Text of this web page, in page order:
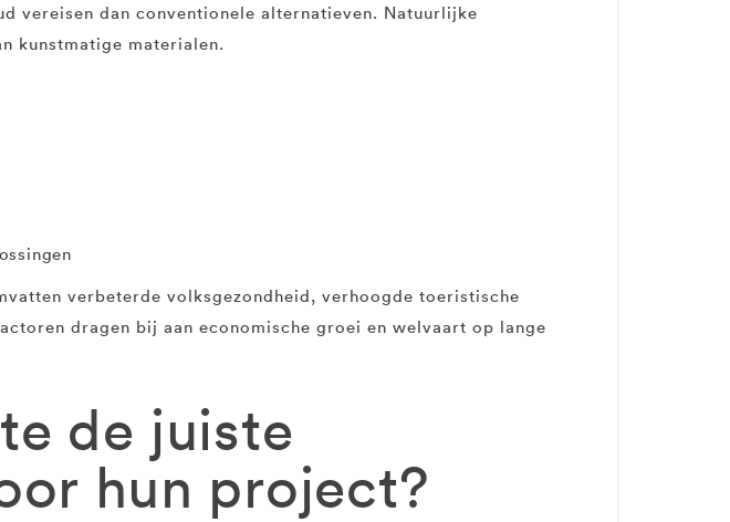
vereisen dan conventionele alternatieven. Natuurlijke
kunstmatige materialen.
verbeterde volksgezondheid, verhoogde toeristische
dragen bij aan economische groei en welvaart op lange
de juiste
hun project?